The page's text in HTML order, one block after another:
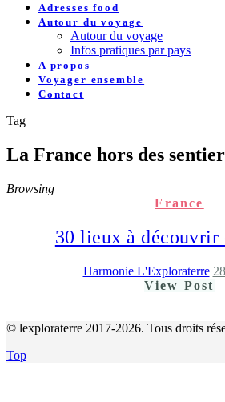
Adresses food
Autour du voyage
Autour du voyage
Infos pratiques par pays
A propos
Voyager ensemble
Contact
Tag
La France hors des
Browsing
France
30 lieux à découvrir
Harmonie L'Exploraterre
View Post
© lexploraterre 2017-2026. Tous droits
Top